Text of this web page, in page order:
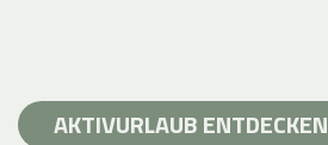
AKTIVURLAUB ENTDECKEN